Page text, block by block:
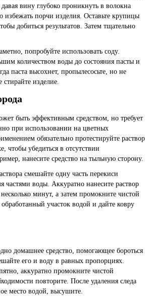
вину глубоко проникнуть в волокна
избежать порчи изделия. Оставьте крупицы
добиться результатов. Затем тщательно
попробуйте использовать соду.
количеством воды до состояния пасты и
паста высохнет, пропылесосьте, но не
изделие.
быть эффективным средством, но требует
при использовании на цветных
обязательно протестируйте раствор
чтобы убедиться в отсутствии
нанесите средство на тыльную сторону.
смешайте одну часть перекиси
частями воды. Аккуратно нанесите раствор
минут, а затем промокните чистой
участок водой и дайте ковру
домашнее средство, помогающее бороться
его и воду в равных пропорциях.
аккуратно промокните чистой
повторите. После удаления следа
место водой, высушите.